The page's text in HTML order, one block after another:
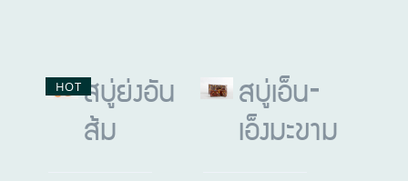
HOTสบู่ย่งอัน
ส้ม
สบู่เอ็น-
เอ็งมะขาม